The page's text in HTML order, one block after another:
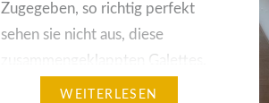
Zugegeben, so richtig perfekt
sehen sie nicht aus, diese
zusammengeklappten Galettes,
eher ein bisschen wild mit dem
WEITERLESEN